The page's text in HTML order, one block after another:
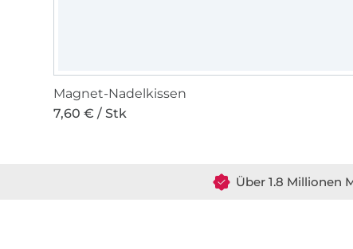
Magnet-Nadelkissen
7,60 € / Stk
Über 1.8 Millionen